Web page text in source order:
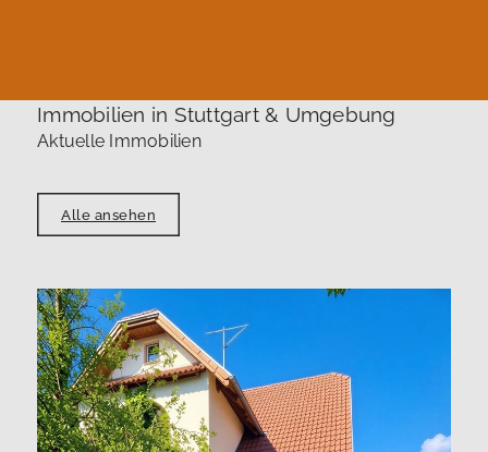
Immobilien in Stuttgart & Umgebung
Aktuelle Immobilien
Alle ansehen